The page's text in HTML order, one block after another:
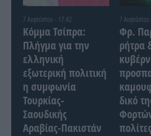
7 Αυγούστου - 17:42
Κόμμα Τσίπρα:
Πλήγμα για την
ελληνική
εξωτερική πολιτική
η συμφωνία
Τουρκίας-
Σαουδικής
Αραβίας-Πακιστάν
7
Φρ.
ρήτρα
δικό